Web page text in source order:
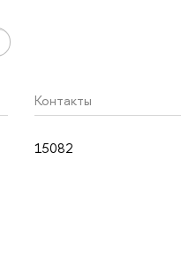
Контакты
15082